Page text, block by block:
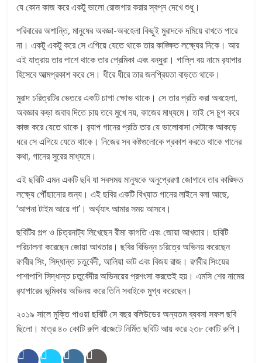
যে কোন কাজ করে একটু ভালো রোজগার করার স্বপ্ন দেখে শুধু।
পরিবারের অশান্তি, মানুষের অবজ্ঞা-অবহেলা কিছুই মুরাদকে দমিয়ে রাখতে পারে
না। একটু একটু করে সে এগিয়ে যেতে থাকে তার কাঙ্ক্ষিত লক্ষ্যের দিকে। আর
এই যাত্রায় তার পাশে থাকে তার প্রেমিকা এবং বন্ধুরা। গাল্লি বয় নামে র‌্যাপার
হিসেবে আত্মপ্রকাশ করে সে। ধীরে ধীরে তার জনপ্রিয়তা বাড়তে থাকে।
মুরাদ চরিত্রটির ভেতরে একটি চাপা ক্ষোভ থাকে। সে তার প্রতি করা অবহেলা,
অবজ্ঞার কড়া জবাব দিতে চায় তবে মুখে নয়, কাজের মাধ্যমে। তাই সে চুপ করে
কাজ করে যেতে থাকে। র‌্যাপ গানের প্রতি তার যে ভালোবাসা সেটাকে আকড়ে
ধরে সে এগিয়ে যেতে থাকে। নিজের সব কষ্টগুলোকে প্রকাশ করতে থাকে গানের
কথা, গানের সুরের মাধ্যমে।
এই ছবিটি এমন একটি ছবি যা সবসময় মানুষকে অনুপ্রেরণা জোগাবে তার কাঙ্ক্ষিত
লক্ষ্যে পৌঁছানোর জন্য। এই ছবির একটি বিখ্যাত গানের লাইনে বলা আছে,
‘আপনা টাইম আয়ে গা’। অর্থ্যাৎ আমার সময় আসবে।
ছবিটির গল্প ও চিত্রনাট্য লিখেছেন রীমা কাগতি এবং জোয়া আখতার। ছবিটি
পরিচালনা করেছেন জোয়া আখতার। ছবির বিভিন্ন চরিত্রে অভিনয় করেছেন
রণবীর সিং, সিদ্ধান্ত চতুর্বেদী, আলিয়া ভাট এবং বিজয় রাজ। রণবীর সিংয়ের
পাশাপাশি সিদ্ধান্ত চতুর্বেদীর অভিনয়ের প্রশংসা করতেই হয়। এমসি শের নামের
র‌্যাপারের ভূমিকায় অভিনয় করে তিনি সবাইকে মুগ্ধ করেছেন।
২০১৯ সালে মুক্তি পাওয়া ছবিটি সে বছর বলিউডের অন্যতম ব্যবসা সফল ছবি
ছিলো। মাত্র ৪০ কোটি রুপি বাজেটে নির্মিত ছবিটি আয় করে ২৩৮ কোটি রুপি।